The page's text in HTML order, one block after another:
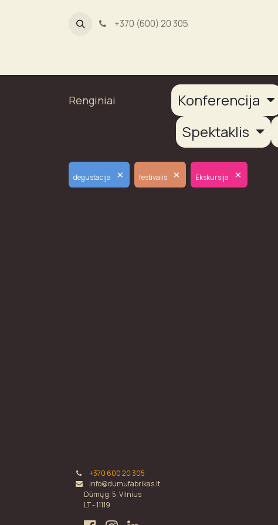
+370 (600) 20 305
Renginiai Konferencija
Spektaklis
degustacija × festivalis × Ekskursija ×
+370 600 20 305
info@dumufabrikas.lt
Dūmų g. 5, Vilnius
LT - 11119